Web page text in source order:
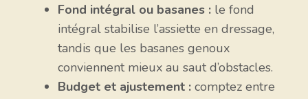
Fond intégral ou basanes : le fond
intégral stabilise l’assiette en dressage,
tandis que les basanes genoux
conviennent mieux au saut d’obstacles.
Budget et ajustement : comptez entre